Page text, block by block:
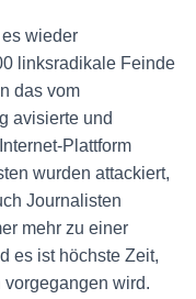
wieder
linksradikale Feinde
das vom
avisierte und
Plattform
wurden attackiert,
Journalisten
mehr zu einer
es ist höchste Zeit,
wird.